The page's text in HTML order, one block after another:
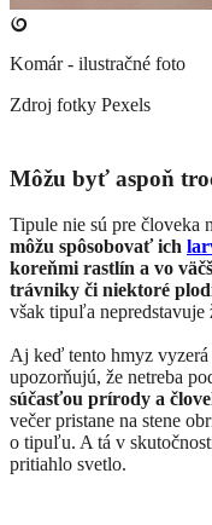
Komár - ilustračné foto
Zdroj fotky Pexels
Môžu byť aspoň
Tipule nie sú pre človeka
môžu spôsobovať ich
koreňmi rastlín a vo
trávniky či niektoré
však tipuľa nepredstavuje
Aj keď tento hmyz
upozorňujú, že netreba
súčasťou prírody a
večer pristane na stene
o tipuľu. A tá v
pritiahlo svetlo.